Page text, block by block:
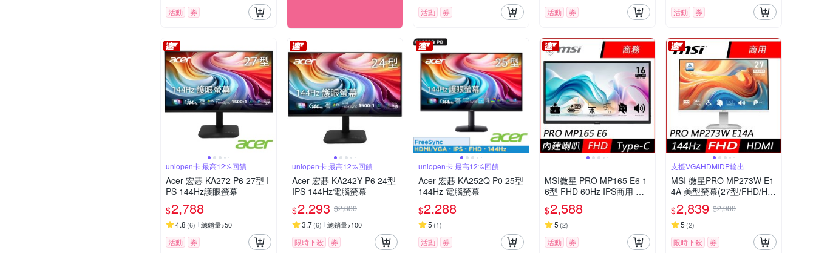
活動 券 活動 券 活動 券 活動 券
uniopen卡 最高12%回饋
Acer 宏碁 KA272 P6 27型 I
PS 144Hz護眼螢幕
$2,788
4.8 (6) 總銷量>50
活動 券
uniopen卡 最高12%回饋
Acer 宏碁 KA242Y P6 24型
IPS 144Hz電腦螢幕
$2,293 $2,388
3.7(6) 總銷量>100
限時下殺 券
uniopen卡 最高12%回饋
Acer 宏碁 KA252Q P0 25型
144Hz 電腦螢幕
$2,288
5 (1)
活動 券
MSI微星 PRO MP165 E6 1
6型 FHD 60Hz IPS商用 可
攜式螢幕
$2,588
5 (2)
活動 券
支援VGAHDMIDP輸出
MSI 微星PRO MP273W E1
4A 美型螢幕(27型/FHD/HD
MI/IPS/1ms/144Hz)
$2,839 $2,988
5 (2)
限時下殺 券